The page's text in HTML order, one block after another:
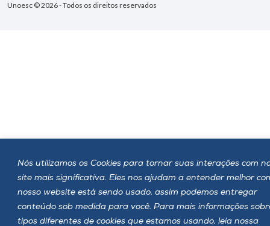
Nós utilizamos os Cookies para tornar suas interações com
site mais significativa. Eles nos ajudam a entender melhor
nosso website está sendo usado, assim podemos entregar
conteúdo sob medida para você. Para mais informações
tipos diferentes de cookies que estamos usando, leia nossa
Unoesc © 2026 - Todos os direitos reservados